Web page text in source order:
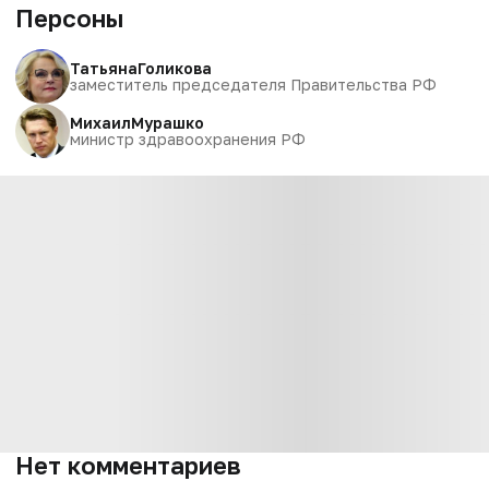
Персоны
ТатьянаГоликова
заместитель председателя Правительства РФ
МихаилМурашко
министр здравоохранения РФ
Нет комментариев